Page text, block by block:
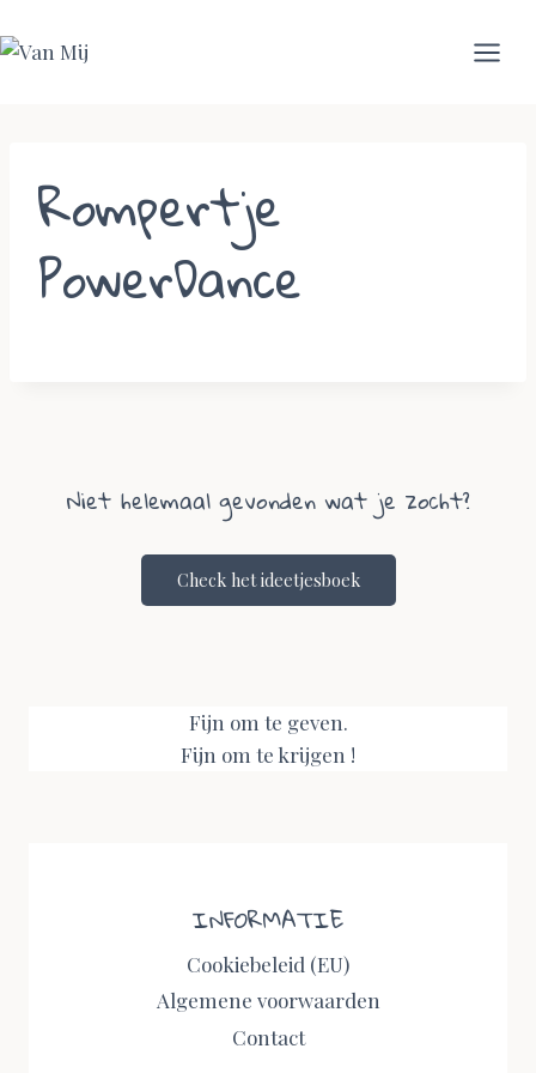
to
Rompertje
PowerDance
Niet helemaal gevonden wat je zocht?
Check het ideetjesboek
Fijn om te geven.
Fijn om te krijgen !
INFORMATIE
Cookiebeleid (EU)
Algemene voorwaarden
Contact